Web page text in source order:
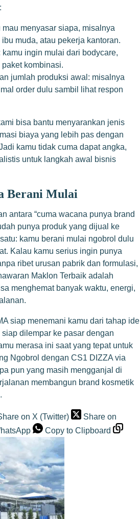
mau menyasar siapa, misalnya
muda, atau pekerja kantoran.
ingin mulai dari bodycare,
kombinasi.
jumlah produksi awal: misalnya
order dulu sambil lihat respon
bisa bantu menyarankan jenis
biaya yang lebih pas dengan
kamu tidak cuma dapat angka,
untuk langkah awal bisnis
Berani Mulai
antara “cuma wacana punya brand
punya produk yang dijual ke
kamu berani mulai ngobrol dulu
Kalau kamu serius ingin punya
ribet urusan pabrik dan formulasi,
Maklon Terbaik adalah
menghemat banyak waktu, energi,
siap menemani kamu dari tahap ide
dilempar ke pasar dengan
merasa ini saat yang tepat untuk
Ngobrol dengan CS1 DIZZA via
pun yang masih mengganjal di
membangun brand kosmetik
on X (Twitter)
Share on
Copy to Clipboard